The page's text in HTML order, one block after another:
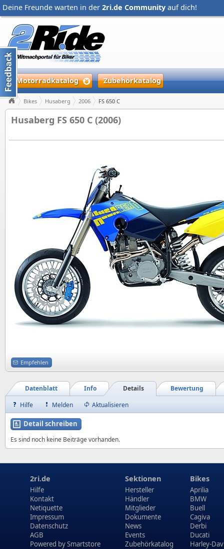
Deine Freunde warten in der 2ri.de Community auf dich!
Motorradkatalog Zubehörkatalog
Bikes Husaberg 2006 FS 650 C
Husaberg FS 650 C (2006)
Empfehlen
Bewertung
Details
Info
Datenblatt
Hilfe
Melden Aktualisieren
Detail schreiben
Es sind noch keine Beiträge vorhanden.
2ri.de
Hilfe
Kontakt
Netiquette
Impressum
Datenschutz
AGB
Powered bySmartstore
Sektionen
Hersteller
Händler
Mitglieder
Dokumente
News
Events
Zubehörkatalog
Bikes
Aprilia
BMW
Buell
Cagiva
Derbi
Ducati
Harley-